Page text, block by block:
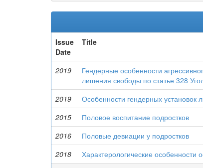
Issue
Date
Title
2019
Гендерные особенности
лишения свободы по статье 328
2019 Особенности гендерных
2015
Половое воспитание подростков
2016
Половые девиации у подростков
2018
Характерологические особенности